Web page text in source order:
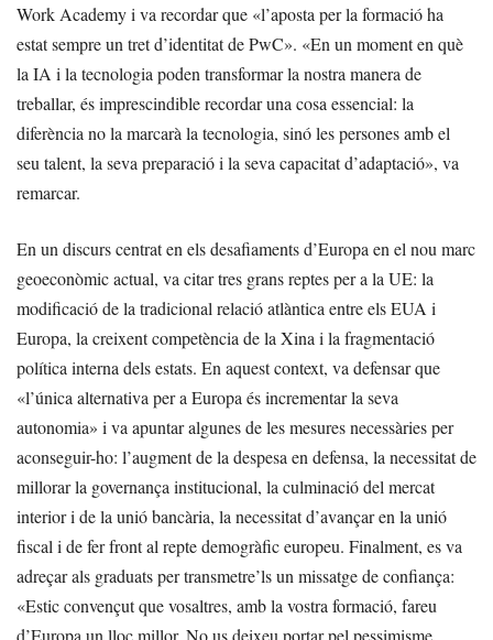
Work Academy i va recordar que «l’aposta per la formació ha
estat sempre un tret d’identitat de PwC». «En un moment en què
la IA i la tecnologia poden transformar la nostra manera de
treballar, és imprescindible recordar una cosa essencial: la
diferència no la marcarà la tecnologia, sinó les persones amb el
seu talent, la seva preparació i la seva capacitat d’adaptació», va
remarcar.
En un discurs centrat en els desafiaments d’Europa en el nou marc
geoeconòmic actual, va citar tres grans reptes per a la UE: la
modificació de la tradicional relació atlàntica entre els EUA i
Europa, la creixent competència de la Xina i la fragmentació
política interna dels estats. En aquest context, va defensar que
«l’única alternativa per a Europa és incrementar la seva
autonomia» i va apuntar algunes de les mesures necessàries per
aconseguir-ho: l’augment de la despesa en defensa, la necessitat de
millorar la governança institucional, la culminació del mercat
interior i de la unió bancària, la necessitat d’avançar en la unió
fiscal i de fer front al repte demogràfic europeu. Finalment, es va
adreçar als graduats per transmetre’ls un missatge de confiança:
«Estic convençut que vosaltres, amb la vostra formació, fareu
d’Europa un lloc millor. No us deixeu portar pel pessimisme